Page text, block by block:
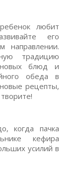
любит
его
направлении.
традицию
новых блюд и
обеда в
рецепты,
когда пачка
кефира
усилий в